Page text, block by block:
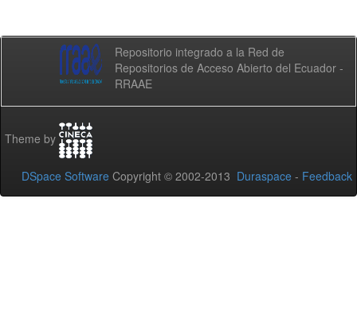
Repositorio integrado a la Red de
Repositorios de Acceso Abierto del Ecuador -
RRAAE
Theme by
DSpace Software Copyright © 2002-2013 Duraspace - Feedback